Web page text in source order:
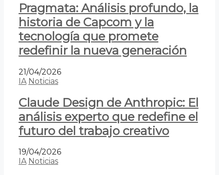
Pragmata: Análisis profundo, la
historia de Capcom y la
tecnología que promete
redefinir la nueva generación
21/04/2026
IA Noticias
Claude Design de Anthropic: El
análisis experto que redefine el
futuro del trabajo creativo
19/04/2026
IA Noticias